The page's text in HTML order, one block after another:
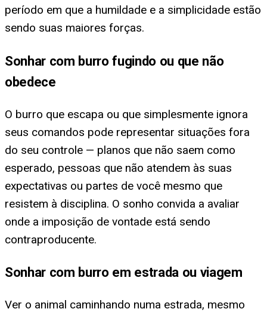
período em que a humildade e a simplicidade estão
sendo suas maiores forças.
Sonhar com burro fugindo ou que não
obedece
O burro que escapa ou que simplesmente ignora
seus comandos pode representar situações fora
do seu controle — planos que não saem como
esperado, pessoas que não atendem às suas
expectativas ou partes de você mesmo que
resistem à disciplina. O sonho convida a avaliar
onde a imposição de vontade está sendo
contraproducente.
Sonhar com burro em estrada ou viagem
Ver o animal caminhando numa estrada, mesmo